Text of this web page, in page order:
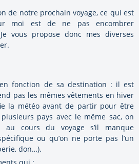
de notre prochain voyage, ce qui est
moi est de ne pas encombrer
vous propose donc mes diverses
fonction de sa destination : il est
pas les mêmes vêtements en hiver
la météo avant de partir pour être
pays avec le même sac, on
au cours du voyage s’il manque
ou qu’on ne porte pas l’un
don…).